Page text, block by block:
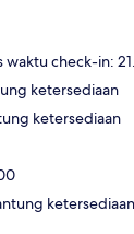
waktu check-in:
ketersediaan
ketersediaan
ketersediaan